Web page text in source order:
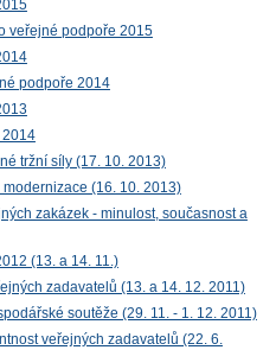
veřejné podpoře 2015
podpoře 2014
2014
tržní síly (17. 10. 2013)
(16. 10. 2013)
zakázek - minulost, současnost a
(13. a 14. 11.)
zadavatelů (13. a 14. 12. 2011)
soutěže (29. 11. - 1. 12. 2011)
veřejných zadavatelů (22. 6.